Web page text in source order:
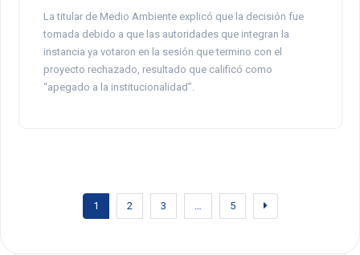
La titular de Medio Ambiente explicó que la decisión fue
tomada debido a que las autoridades que integran la
instancia ya votaron en la sesión que termino con el
proyecto rechazado, resultado que calificó como
“apegado a la institucionalidad”.
1 2 3 … 5